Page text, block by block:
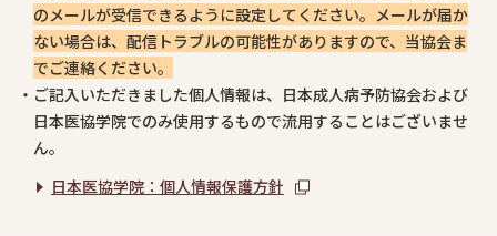
のメールが受信できるように設定してください。メールが届か
ない場合は、配信トラブルの可能性がありますので、当協会ま
でご連絡ください。
・ご記入いただきました個人情報は、日本成人病予防協会および
日本医協学院でのみ使用するもので流用することはございませ
ん。
日本医協学院：個人情報保護方針